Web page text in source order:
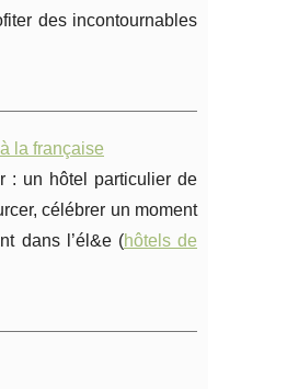
des incontournables
la française
: un hôtel particulier de
célébrer un moment
dans l’él&e (hôtels de